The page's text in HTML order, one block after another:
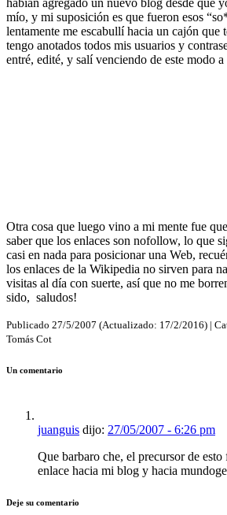
habían agregado un nuevo blog desde que
mío, y mi suposición es que fueron esos
lentamente me escabullí hacia un cajón que
tengo anotados todos mis usuarios y
entré, edité, y salí venciendo de este modo
Otra cosa que luego vino a mi mente fue
saber que los enlaces son nofollow, lo que
casi en nada para posicionar una Web,
los enlaces de la Wikipedia no sirven para
visitas al día con suerte, así que no me
sido, saludos!
Publicado 27/5/2007 (Actualizado: 17/2/2016) |
Tomás Cot
Un comentario
juanguis dijo: 27/05/2007 - 6:26 pm
Que barbaro che, el precursor de
enlace hacia mi blog y hacia
Deje su comentario